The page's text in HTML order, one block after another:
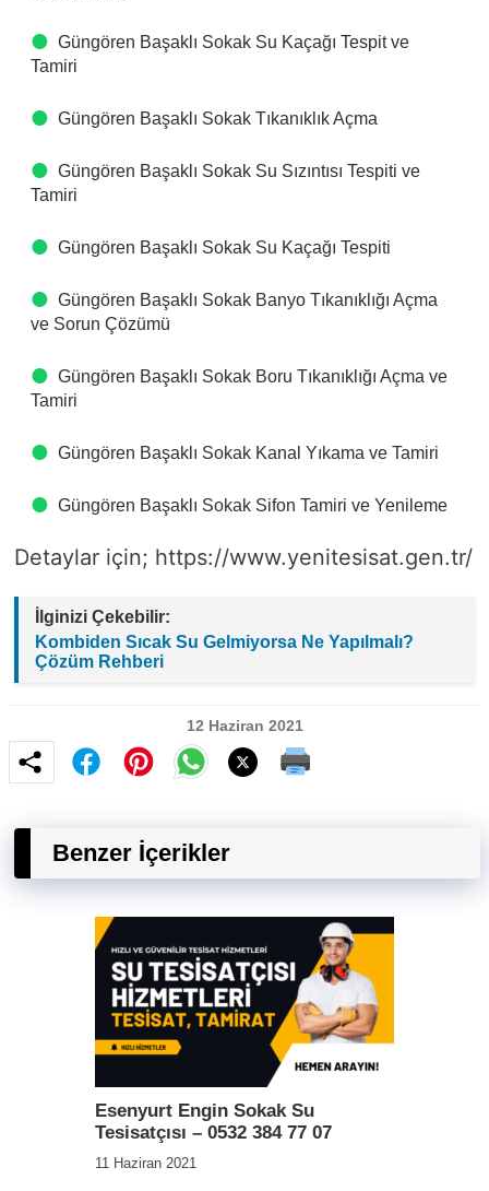
Güngören Başaklı Sokak Su Kaçağı Tespit ve
Tamiri
Güngören Başaklı Sokak Tıkanıklık Açma
Güngören Başaklı Sokak Su Sızıntısı Tespiti ve
Tamiri
Güngören Başaklı Sokak Su Kaçağı Tespiti
Güngören Başaklı Sokak Banyo Tıkanıklığı Açma
ve Sorun Çözümü
Güngören Başaklı Sokak Boru Tıkanıklığı Açma ve
Tamiri
Güngören Başaklı Sokak Kanal Yıkama ve Tamiri
Güngören Başaklı Sokak Sifon Tamiri ve Yenileme
Detaylar için; https://www.yenitesisat.gen.tr/
İlginizi Çekebilir:
Kombiden Sıcak Su Gelmiyorsa Ne Yapılmalı?
Çözüm Rehberi
12 Haziran 2021
Benzer İçerikler
Esenyurt Engin Sokak Su
Tesisatçısı – 0532 384 77 07
11 Haziran 2021